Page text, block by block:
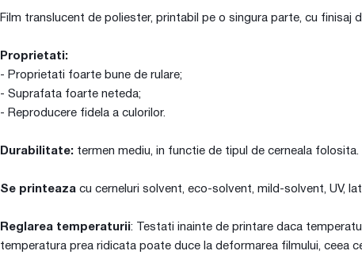
Film translucent de poliester, printabil pe o singura parte, cu finisaj
Proprietati:
- Proprietati foarte bune de rulare;
- Suprafata foarte neteda;
- Reproducere fidela a culorilor.
Durabilitate: termen mediu, in functie de tipul de cerneala folosita.
Se printeaza cu cerneluri solvent, eco-solvent, mild-solvent, UV,
Reglarea temperaturii: Testati inainte de printare daca
temperatura prea ridicata poate duce la deformarea filmului, ceea